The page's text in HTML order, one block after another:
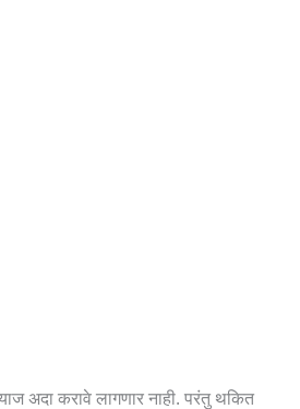
अदा करावे लागणार नाही. परंतु थकित